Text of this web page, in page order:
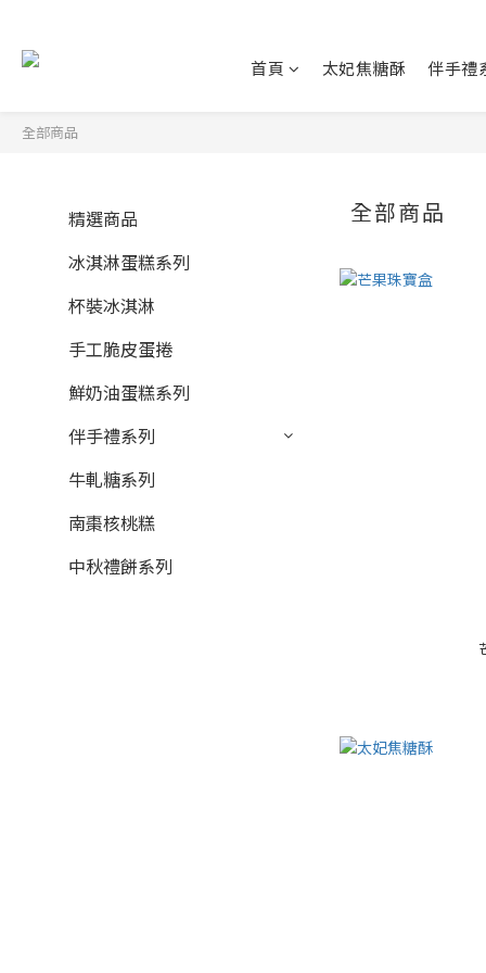
首頁 太妃焦糖酥 伴手禮
全部商品
精選商品
冰淇淋蛋糕系列
杯裝冰淇淋
手工脆皮蛋捲
鮮奶油蛋糕系列
伴手禮系列
牛軋糖系列
南棗核桃糕
中秋禮餅系列
全部商品